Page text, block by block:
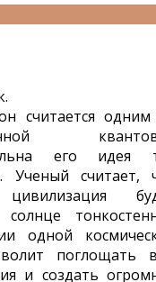
считается
его идея
Ученый считает,
одной
поглощать
и создать